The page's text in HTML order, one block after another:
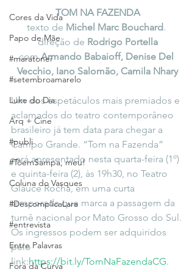
Cores da Vida
Papo de Mãe
#maratonei
#setembroamarelo
Luke do Dia
Arq + Cine
#publi
#TôemSampa, meu!
Coluna do Vasques
#DescomplicaLara
#entrevista
Entre Palavras
Fora da Curva
TOM NA FAZENDA
texto de Michel Marc Bouchard.
direção de Rodrigo Portella
com Armando Babaioff, Denise Del
Vecchio, Iano Salomão, Camila Nhary
Um dos espetáculos mais premiados e
aclamados do teatro contemporâneo
brasileiro já tem data para chegar a
Campo Grande. “Tom na Fazenda”
será apresentado nesta quarta-feira (1º)
e quinta-feira (2), às 19h30, no Teatro
Glauce Rocha, em uma curta
temporada que marca a passagem da
turnê nacional por Mato Grosso do Sul.
Os ingressos podem ser adquiridos
pelo
link:https://bit.ly/TomNaFazendaCG.